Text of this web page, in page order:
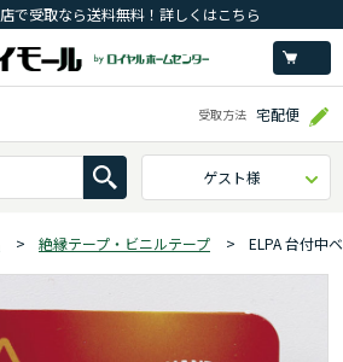
で受取なら送料無料！詳しくはこちら
受取方法 宅配便
ゲスト様
> 絶縁テープ・ビニルテープ > ELPA 台付中